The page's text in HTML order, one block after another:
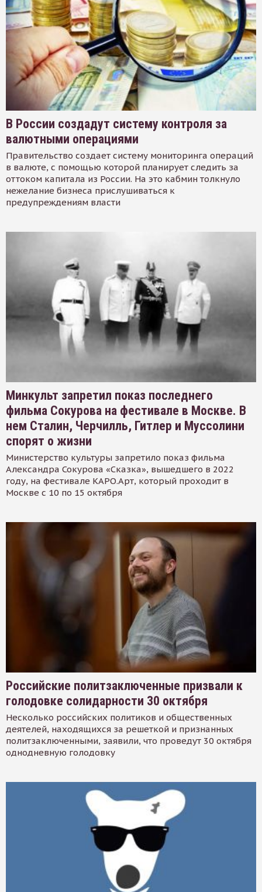
В России создадут систему контроля за
валютными операциями
Правительство создает систему мониторинга операций
в валюте, с помощью которой планирует следить за
оттоком капитала из России. На это кабмин толкнуло
нежелание бизнеса прислушиваться к
предупреждениям власти
Минкульт запретил показ последнего
фильма Сокурова на фестивале в Москве. В
нем Сталин, Черчилль, Гитлер и Муссолини
спорят о жизни
Министерство культуры запретило показ фильма
Александра Сокурова «Сказка», вышедшего в 2022
году, на фестивале КАРО.Арт, который проходит в
Москве с 10 по 15 октября
Российские политзаключенные призвали к
голодовке солидарности 30 октября
Несколько российских политиков и общественных
деятелей, находящихся за решеткой и признанных
политзаключенными, заявили, что проведут 30 октября
однодневную голодовку